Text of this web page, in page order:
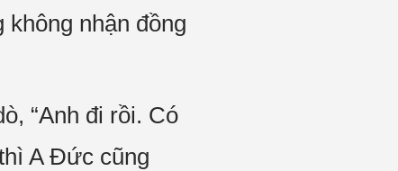
nhận đồng
“Anh đi rồi. Có
A Đức cũng